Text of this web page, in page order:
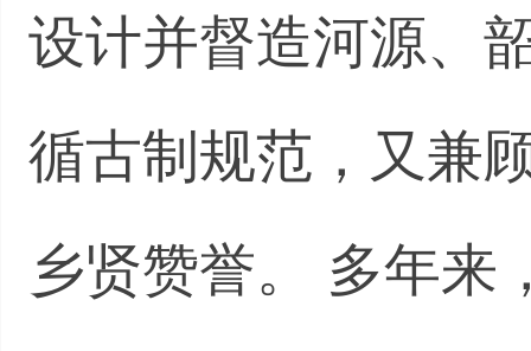
设计并督造河源、
循古制规范，又兼
乡贤赞誉。 多年来